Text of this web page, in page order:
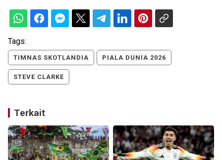
Tags:
TIMNAS SKOTLANDIA PIALA DUNIA 2026
STEVE CLARKE
Terkait